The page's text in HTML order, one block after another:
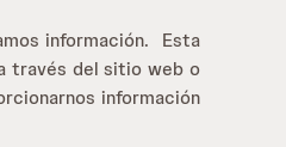
información. Esta
través del sitio web o
información